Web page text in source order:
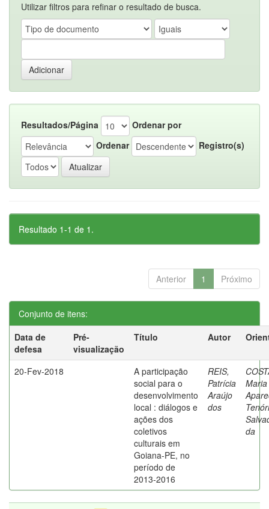
Utilizar filtros para refinar o resultado de busca.
Resultados/Página
Ordenar por
Ordenar
Registro(s)
Resultado 1-1 de 1.
Anterior 1 Próximo
Conjunto de itens:
Data de
defesa
Pré-
visualização
Título Autor
20-Fev-2018
A participação
social para o
desenvolvimento
local : diálogos e
ações dos
coletivos
culturais em
Goiana-PE, no
período de
2013-2016
REIS,
Patrícia
Araújo
dos
Maria
da